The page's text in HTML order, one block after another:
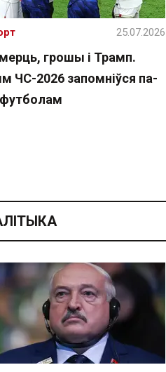
грошы і Трамп.
ЧС-2026 запомніўся па-
25.07.2026